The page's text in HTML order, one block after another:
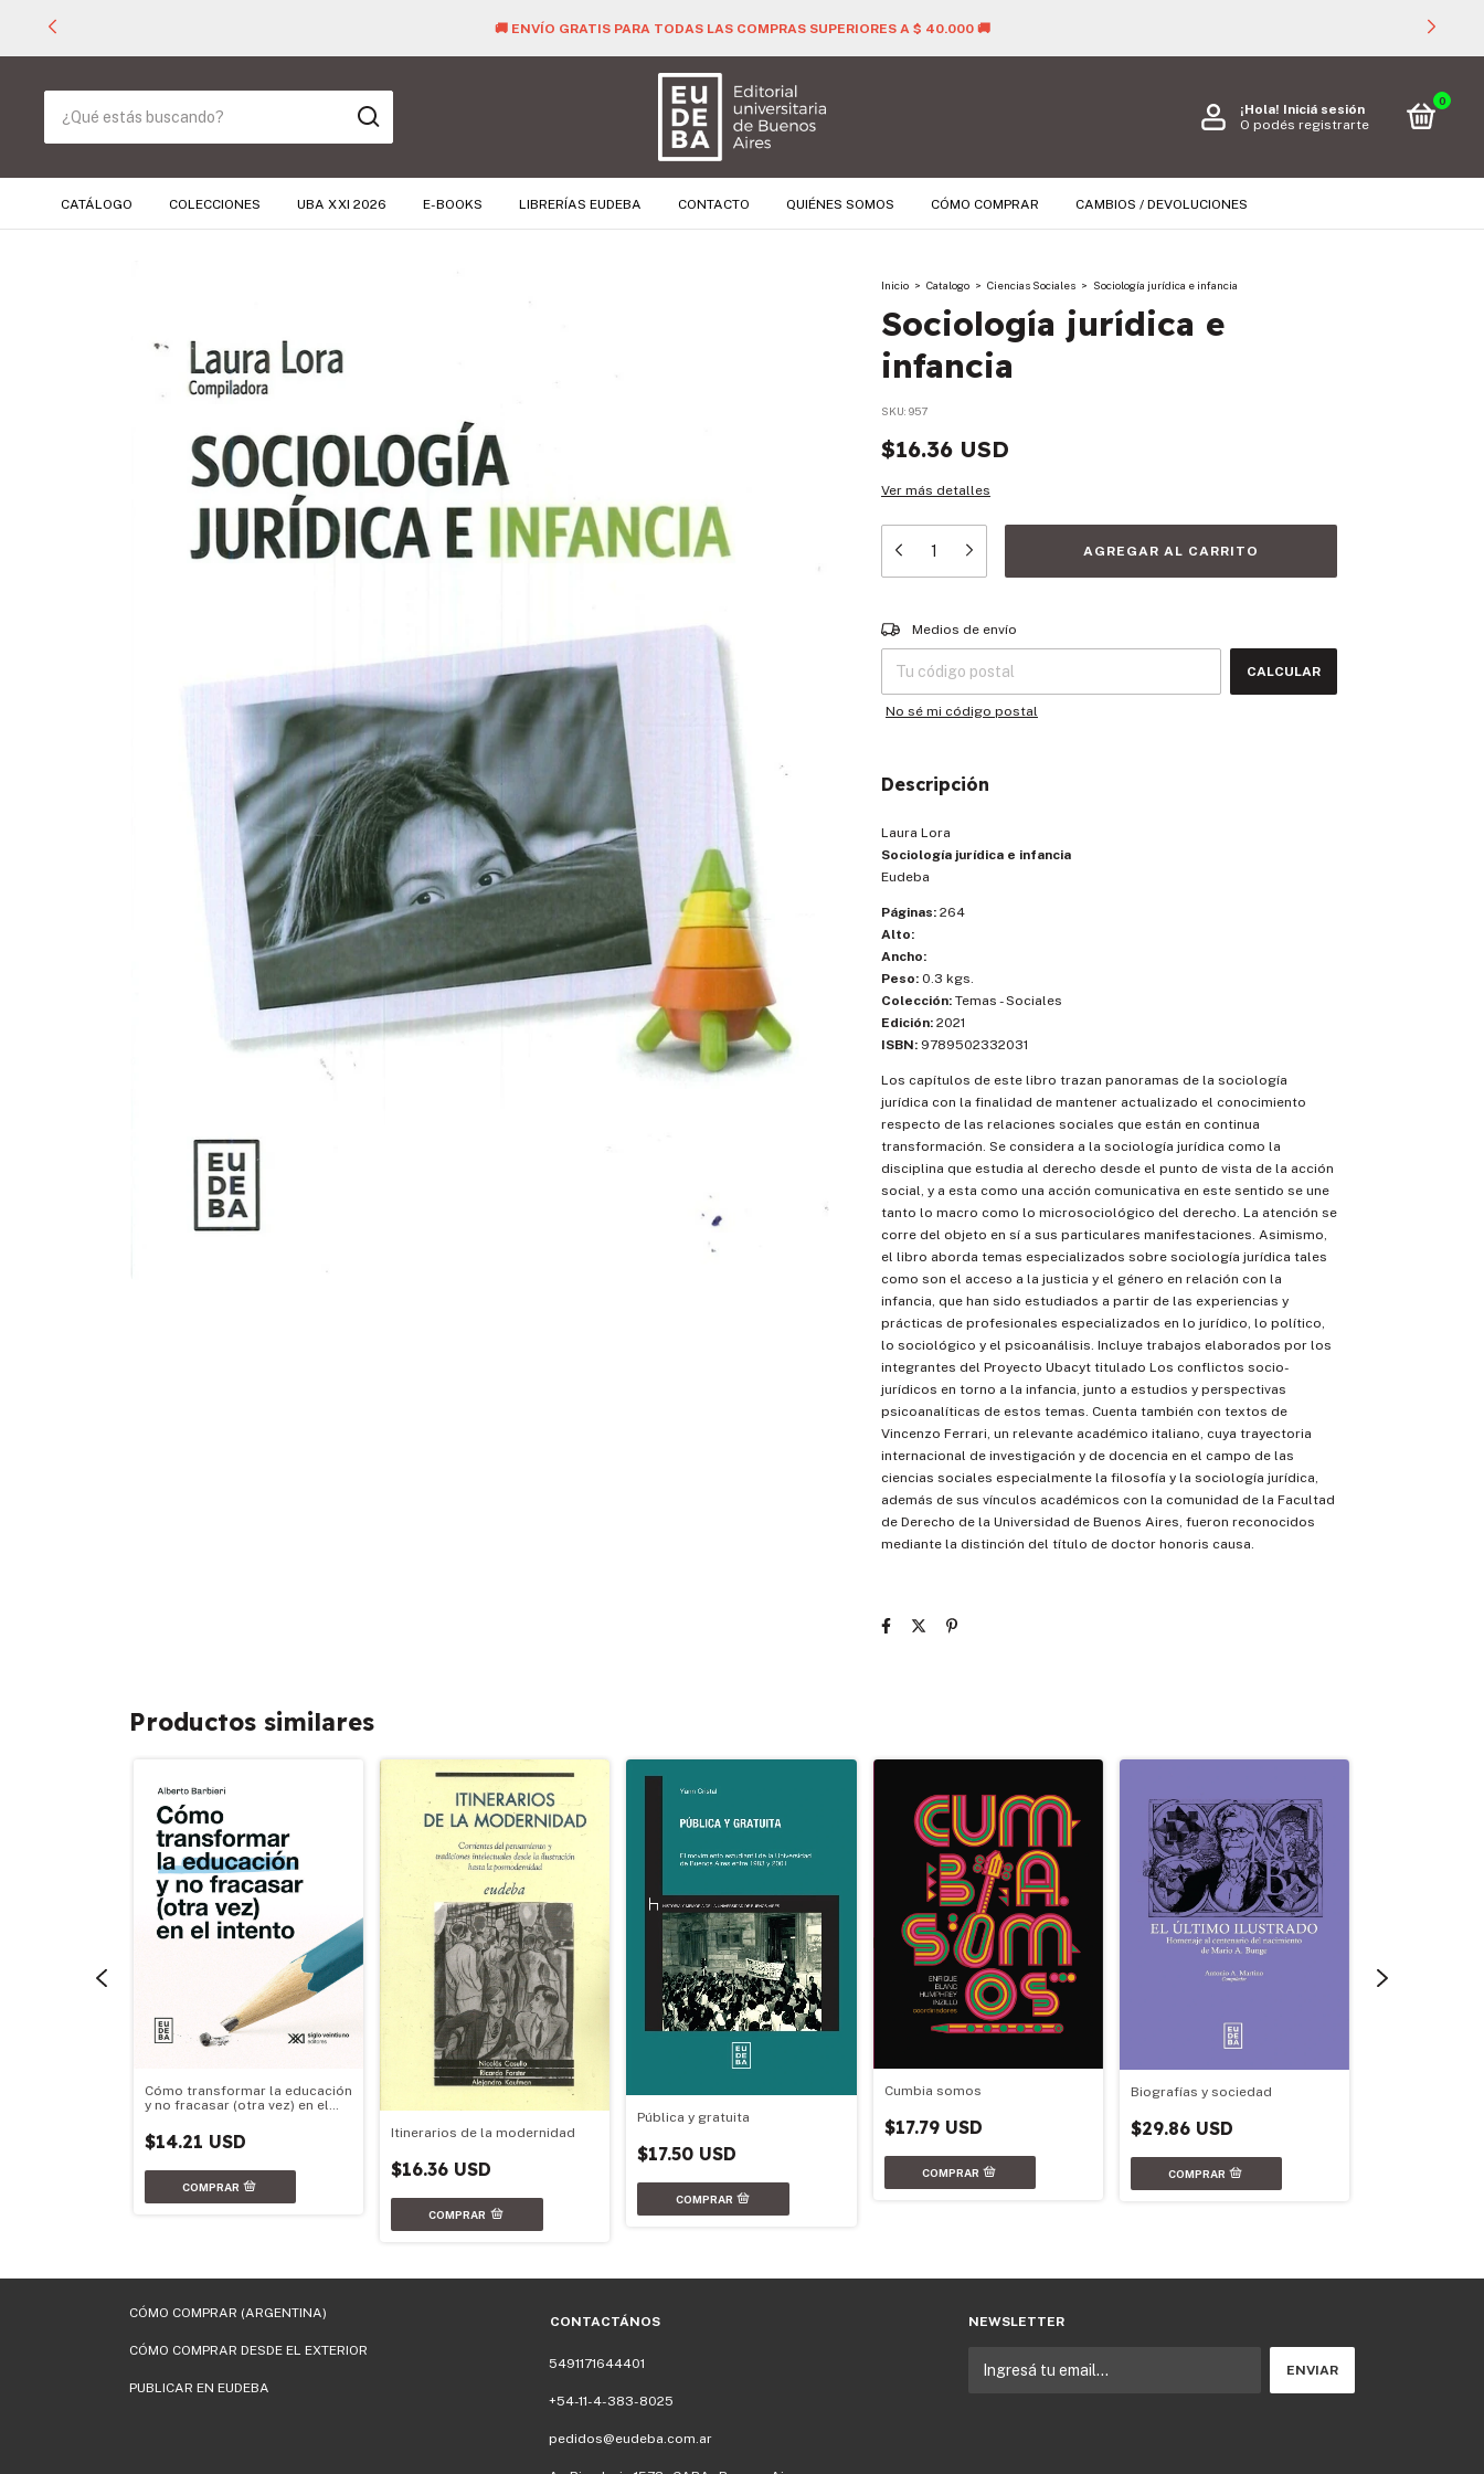
🚚 ENVÍO GRATIS PARA TODAS LAS COMPRAS SUPERIORES A $ 40.000 🚚
¡Hola! Iniciá sesión
O podés registrarte
0
CATÁLOGO COLECCIONES UBA XXI 2026 E-BOOKS LIBRERÍAS EUDEBA CONTACTO QUIÉNES SOMOS CÓMO COMPRAR CAMBIOS / DEVOLUCIONES
Inicio > Catalogo > Ciencias Sociales > Sociología jurídica e infancia
Sociología jurídica e
infancia
SKU: 957
$16.36 USD
Ver más detalles
Entregas para el CP:
Medios de envío
CALCULAR
No sé mi código postal
Descripción
Laura Lora
Sociología jurídica e infancia
Eudeba
Páginas: 264
Alto:
Ancho:
Peso: 0.3 kgs.
Colección: Temas - Sociales
Edición: 2021
ISBN: 9789502332031
Los capítulos de este libro trazan panoramas de la sociología
jurídica con la finalidad de mantener actualizado el conocimiento
respecto de las relaciones sociales que están en continua
transformación. Se considera a la sociología jurídica como la
disciplina que estudia al derecho desde el punto de vista de la acción
social, y a esta como una acción comunicativa en este sentido se une
tanto lo macro como lo microsociológico del derecho. La atención se
corre del objeto en sí a sus particulares manifestaciones. Asimismo,
el libro aborda temas especializados sobre sociología jurídica tales
como son el acceso a la justicia y el género en relación con la
infancia, que han sido estudiados a partir de las experiencias y
prácticas de profesionales especializados en lo jurídico, lo político,
lo sociológico y el psicoanálisis. Incluye trabajos elaborados por los
integrantes del Proyecto Ubacyt titulado Los conflictos socio-
jurídicos en torno a la infancia, junto a estudios y perspectivas
psicoanalíticas de estos temas. Cuenta también con textos de
Vincenzo Ferrari, un relevante académico italiano, cuya trayectoria
internacional de investigación y de docencia en el campo de las
ciencias sociales especialmente la filosofía y la sociología jurídica,
además de sus vínculos académicos con la comunidad de la Facultad
de Derecho de la Universidad de Buenos Aires, fueron reconocidos
mediante la distinción del título de doctor honoris causa.
Productos similares
Cómo transformar la educación
y no fracasar (otra vez) en el
$14.21 USD Itinerarios de la modernidad
$16.36 USD
Pública y gratuita
$17.50 USD
Cumbia somos
$17.79 USD
Biografías y sociedad
$29.86 USD
CÓMO COMPRAR (ARGENTINA)
CÓMO COMPRAR DESDE EL EXTERIOR
PUBLICAR EN EUDEBA
CONTACTÁNOS
5491171644401
+54-11-4-383-8025
pedidos@eudeba.com.ar
NEWSLETTER